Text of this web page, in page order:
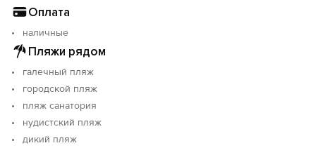
Оплата
наличные
Пляжи рядом
галечный пляж
городской пляж
пляж санатория
нудистский пляж
дикий пляж